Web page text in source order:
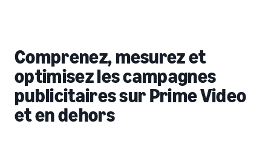
Comprenez, mesurez et
optimisez les campagnes
publicitaires sur Prime Video
et en dehors